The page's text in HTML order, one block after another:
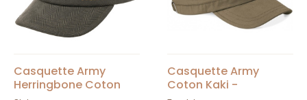
Casquette Army
Herringbone Coton
Casquette Army
Coton Kaki -